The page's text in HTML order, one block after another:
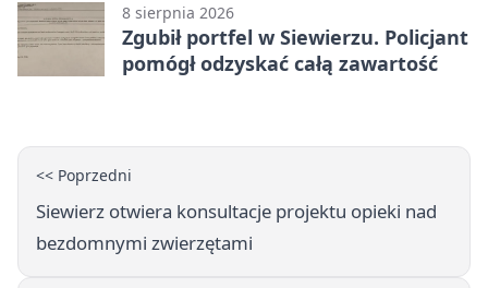
8 sierpnia 2026
Zgubił portfel w Siewierzu. Policjant
pomógł odzyskać całą zawartość
<< Poprzedni
Siewierz otwiera konsultacje projektu opieki nad
bezdomnymi zwierzętami